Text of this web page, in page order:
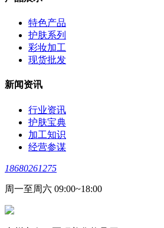
特色产品
护肤系列
彩妆加工
现货批发
新闻资讯
行业资讯
护肤宝典
加工知识
经营参谋
18680261275
周一至周六 09:00~18:00